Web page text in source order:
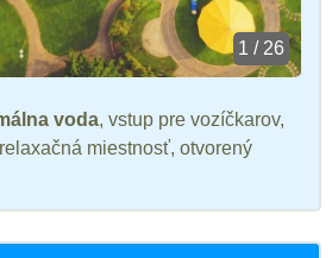
1 / 26
voda, vstup pre vozíčkarov,
miestnosť, otvorený